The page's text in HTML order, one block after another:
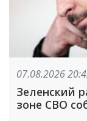
07.08.2026
Зеленский
зоне СВО